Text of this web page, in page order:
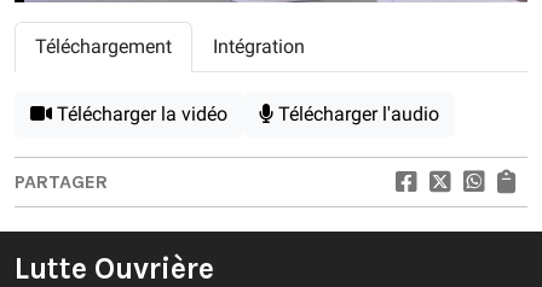
Téléchargement Intégration
Télécharger la vidéo Télécharger l'audio
PARTAGER
Lutte Ouvrière